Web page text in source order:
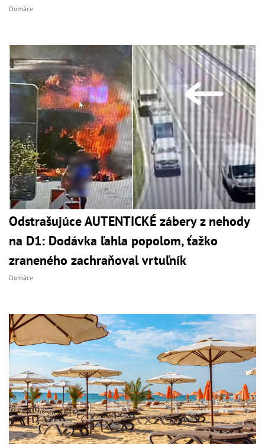
Domáce
Odstrašujúce AUTENTICKÉ zábery z nehody
na D1: Dodávka ľahla popolom, ťažko
zraneného zachraňoval vrtuľník
Domáce